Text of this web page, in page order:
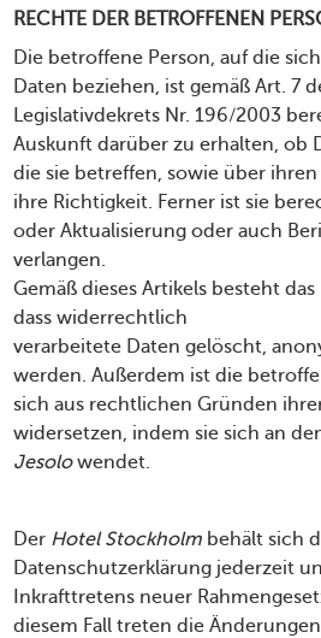
RECHTE DER BETROFFENEN
Die betroffene Person, auf die
Daten beziehen, ist gemäß Art. 7
Legislativdekrets Nr. 196/2003
Auskunft darüber zu erhalten, ob
die sie betreffen, sowie über
ihre Richtigkeit. Ferner ist sie
oder Aktualisierung oder auch
verlangen.
Gemäß dieses Artikels besteht
dass widerrechtlich
verarbeitete Daten gelöscht,
werden. Außerdem ist die
sich aus rechtlichen Gründen
widersetzen, indem sie sich an
Jesolowendet.
Der Hotel Stockholm behält sich
Datenschutzerklärung jederzeit
Inkrafttretens neuer
diesem Fall treten die